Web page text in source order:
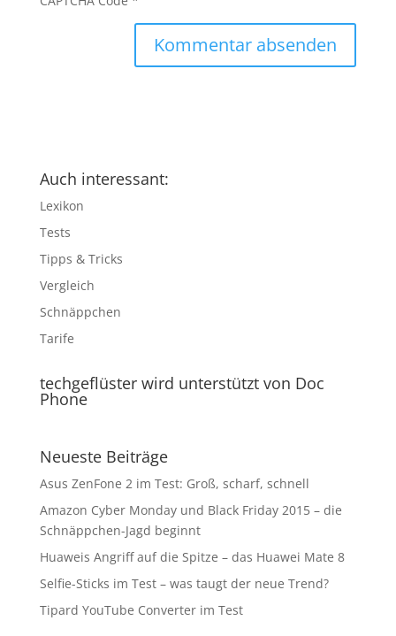
Auch interessant:
Lexikon
Tests
Tipps & Tricks
Vergleich
Schnäppchen
Tarife
techgeflüster wird unterstützt von Doc
Phone
Neueste Beiträge
Asus ZenFone 2 im Test: Groß, scharf, schnell
Amazon Cyber Monday und Black Friday 2015 – die
Schnäppchen-Jagd beginnt
Huaweis Angriff auf die Spitze – das Huawei Mate 8
Selfie-Sticks im Test – was taugt der neue Trend?
Tipard YouTube Converter im Test